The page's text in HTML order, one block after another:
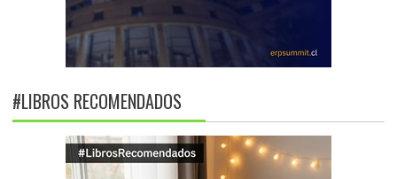
#LIBROS RECOMENDADOS